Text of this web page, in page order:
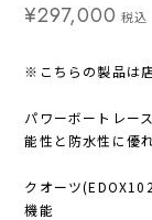
¥297,000 税込
※こちらの製品は
パワーボートレー
能性と防水性に優
クオーツ
機能